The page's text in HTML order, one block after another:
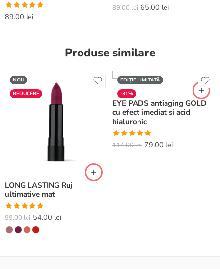
Evaluat la
5.00din 5
89.00 lei
Evaluat la
5.00din 5
89.00lei 65.00 lei
Produse similare
NOU
REDUCERE
LONG LASTING Ruj
ultimative mat
Evaluat la
5.00din 5
99.00lei 54.00 lei
EDIȚIE LIMITATĂ
-31%
EYE PADS antiaging GOLD
cu efect imediat si acid
hialuronic
Evaluat la
5.00din 5
114.00lei 79.00 lei